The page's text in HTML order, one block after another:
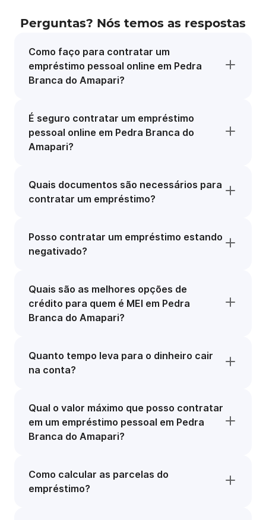
Perguntas? Nós temos as respostas
Como faço para contratar um
empréstimo pessoal online em Pedra
Branca do Amapari?
É seguro contratar um empréstimo
pessoal online em Pedra Branca do
Amapari?
Quais documentos são necessários para
contratar um empréstimo?
Posso contratar um empréstimo estando
negativado?
Quais são as melhores opções de
crédito para quem é MEI em Pedra
Branca do Amapari?
Quanto tempo leva para o dinheiro cair
na conta?
Qual o valor máximo que posso contratar
em um empréstimo pessoal em Pedra
Branca do Amapari?
Como calcular as parcelas do
empréstimo?